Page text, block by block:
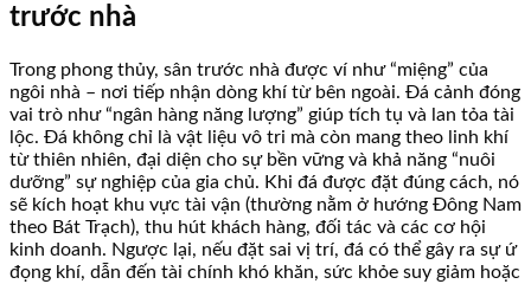
trước nhà
Trong phong thủy, sân trước nhà được ví như “miệng” của
ngôi nhà – nơi tiếp nhận dòng khí từ bên ngoài. Đá cảnh đóng
vai trò như “ngân hàng năng lượng” giúp tích tụ và lan tỏa tài
lộc. Đá không chỉ là vật liệu vô tri mà còn mang theo linh khí
từ thiên nhiên, đại diện cho sự bền vững và khả năng “nuôi
dưỡng” sự nghiệp của gia chủ. Khi đá được đặt đúng cách, nó
sẽ kích hoạt khu vực tài vận (thường nằm ở hướng Đông Nam
theo Bát Trạch), thu hút khách hàng, đối tác và các cơ hội
kinh doanh. Ngược lại, nếu đặt sai vị trí, đá có thể gây ra sự ứ
đọng khí, dẫn đến tài chính khó khăn, sức khỏe suy giảm hoặc